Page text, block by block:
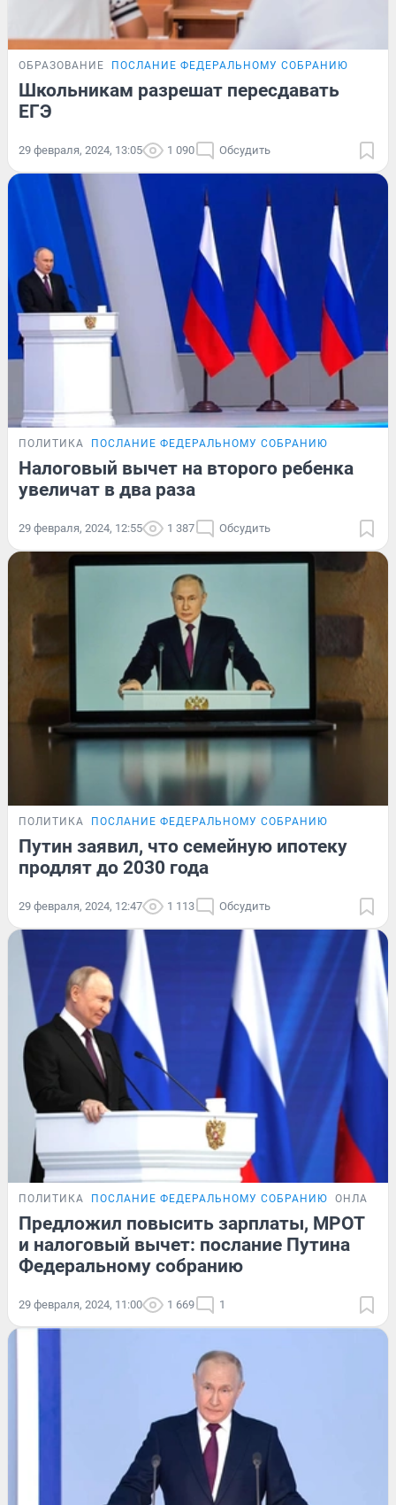
ОБРАЗОВАНИЕ ПОСЛАНИЕ ФЕДЕРАЛЬНОМУ СОБРАНИЮ
Школьникам разрешат пересдавать
ЕГЭ
29 февраля, 2024, 13:05 1 090 Обсудить
ПОЛИТИКА ПОСЛАНИЕ ФЕДЕРАЛЬНОМУ СОБРАНИЮ
Налоговый вычет на второго ребенка
увеличат в два раза
29 февраля, 2024, 12:55 1 387 Обсудить
ПОЛИТИКА ПОСЛАНИЕ ФЕДЕРАЛЬНОМУ СОБРАНИЮ
Путин заявил, что семейную ипотеку
продлят до 2030 года
29 февраля, 2024, 12:47 1 113 Обсудить
ПОЛИТИКА ПОСЛАНИЕ ФЕДЕРАЛЬНОМУ СОБРАНИЮ ОНЛАЙН-
Предложил повысить зарплаты, МРОТ
и налоговый вычет: послание Путина
Федеральному собранию
29 февраля, 2024, 11:00 1 669 1